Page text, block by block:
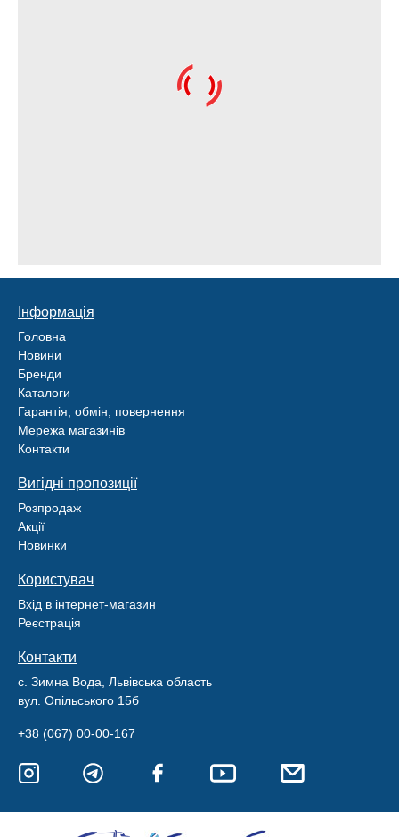
Інформація
Головна
Новини
Бренди
Каталоги
Гарантія, обмін, повернення
Мережа магазинів
Контакти
Вигідні пропозиції
Розпродаж
Акції
Новинки
Користувач
Вхід в інтернет-магазин
Реєстрація
Контакти
с. Зимна Вода, Львівська область
вул. Опільського 15б
+38 (067) 00-00-167